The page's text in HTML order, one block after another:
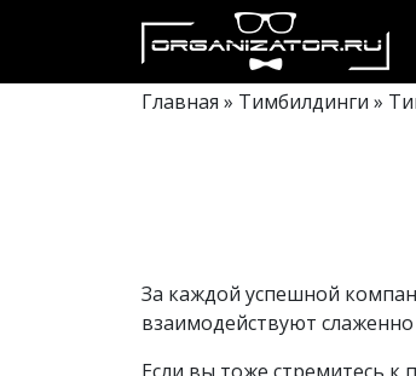
Главная » Тимбилдинги »
За каждой успешной
взаимодействуют